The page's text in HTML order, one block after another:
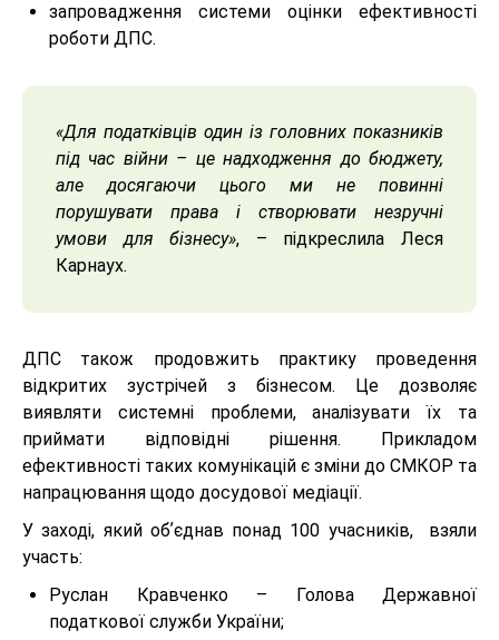
запровадження системи оцінки ефективності
роботи ДПС.
«Для податківців один із головних показників
під час війни – це надходження до бюджету,
але досягаючи цього ми не повинні
порушувати права і створювати незручні
умови для бізнесу», – підкреслила Леся
Карнаух.
ДПС також продовжить практику проведення
відкритих зустрічей з бізнесом. Це дозволяє
виявляти системні проблеми, аналізувати їх та
приймати відповідні рішення. Прикладом
ефективності таких комунікацій є зміни до СМКОР та
напрацювання щодо досудової медіації.
У заході, який обʼєднав понад 100 учасників, взяли
участь:
Руслан Кравченко – Голова Державної
податкової служби України;